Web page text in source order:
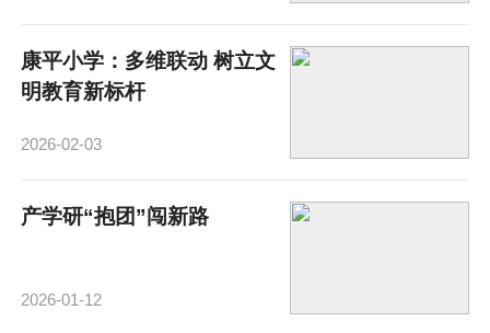
康平小学：多维联动 树立文
明教育新标杆
2026-02-03
产学研“抱团”闯新路
2026-01-12